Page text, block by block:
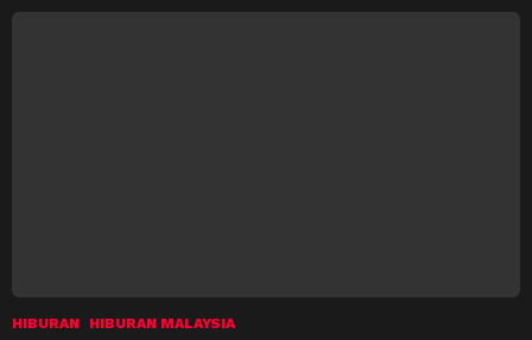
HIBURAN HIBURAN MALAYSIA